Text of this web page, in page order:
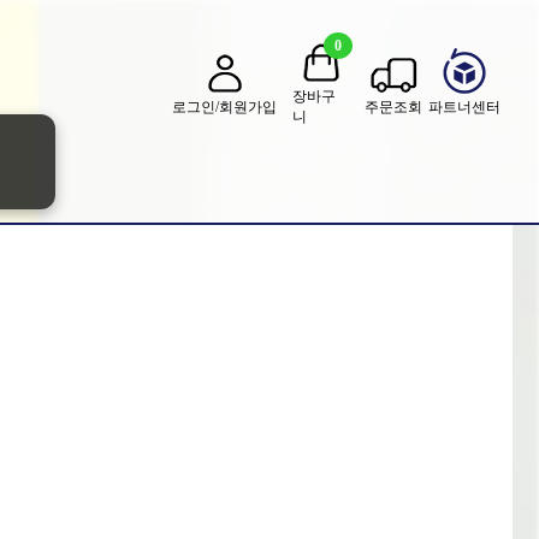
로그인/회원가입
0
장바구
니
주문조회 파트너센터